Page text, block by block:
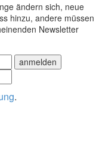
ändern sich, neue
hinzu, andere müssen
Newsletter
.